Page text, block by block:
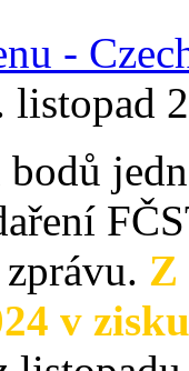
-
listopad
bodů
Z
v